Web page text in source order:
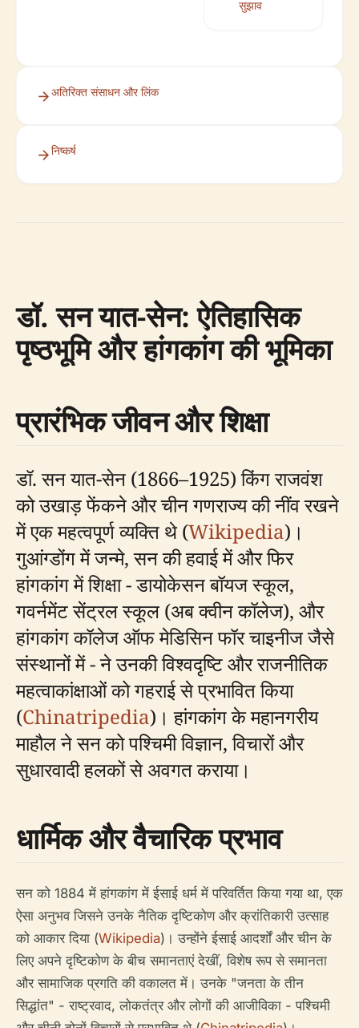
सुझाव
अतिरिक्त संसाधन और लिंक
निष्कर्ष
डॉ. सन यात-सेन: ऐतिहासिक
पृष्ठभूमि और हांगकांग की भूमिका
प्रारंभिक जीवन और शिक्षा
डॉ. सन यात-सेन (1866–1925) किंग राजवंश
को उखाड़ फेंकने और चीन गणराज्य की नींव रखने
में एक महत्वपूर्ण व्यक्ति थे (Wikipedia)।
गुआंग्डोंग में जन्मे, सन की हवाई में और फिर
हांगकांग में शिक्षा - डायोकेसन बॉयज स्कूल,
गवर्नमेंट सेंट्रल स्कूल (अब क्वीन कॉलेज), और
हांगकांग कॉलेज ऑफ मेडिसिन फॉर चाइनीज जैसे
संस्थानों में - ने उनकी विश्वदृष्टि और राजनीतिक
महत्वाकांक्षाओं को गहराई से प्रभावित किया
(Chinatripedia)। हांगकांग के महानगरीय
माहौल ने सन को पश्चिमी विज्ञान, विचारों और
सुधारवादी हलकों से अवगत कराया।
धार्मिक और वैचारिक प्रभाव
सन को 1884 में हांगकांग में ईसाई धर्म में परिवर्तित किया गया था, एक
ऐसा अनुभव जिसने उनके नैतिक दृष्टिकोण और क्रांतिकारी उत्साह
को आकार दिया (Wikipedia)। उन्होंने ईसाई आदर्शों और चीन के
लिए अपने दृष्टिकोण के बीच समानताएं देखीं, विशेष रूप से समानता
और सामाजिक प्रगति की वकालत में। उनके "जनता के तीन
सिद्धांत" - राष्ट्रवाद, लोकतंत्र और लोगों की आजीविका - पश्चिमी